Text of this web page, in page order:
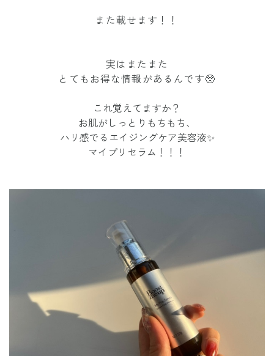
また載せます！！
実はまたまた
とてもお得な情報があるんです🥺
これ覚えてますか？
お肌がしっとりもちもち、
ハリ感でるエイジングケア美容液✨
マイプリセラム！！！